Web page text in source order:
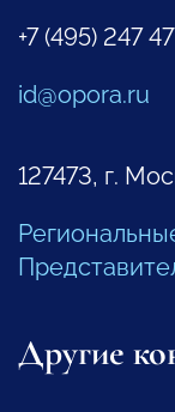
+7 (495) 247
id@opora.ru
127473, г.
Другие